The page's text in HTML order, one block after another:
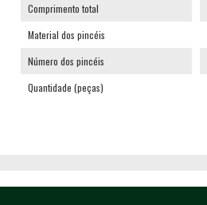
Comprimento total
Material dos pincéis
Número dos pincéis
Quantidade (peças)